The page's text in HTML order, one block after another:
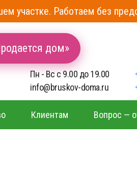
участке. Работаем без
дом»
Пн - Вс с 9.00 до 19.00
info@bruskov-doma.ru
Клиентам Вопрос —